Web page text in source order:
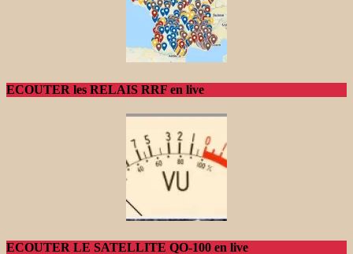
ECOUTER les RELAIS RRF en live
ECOUTER LE SATELLITE QO-100 en live